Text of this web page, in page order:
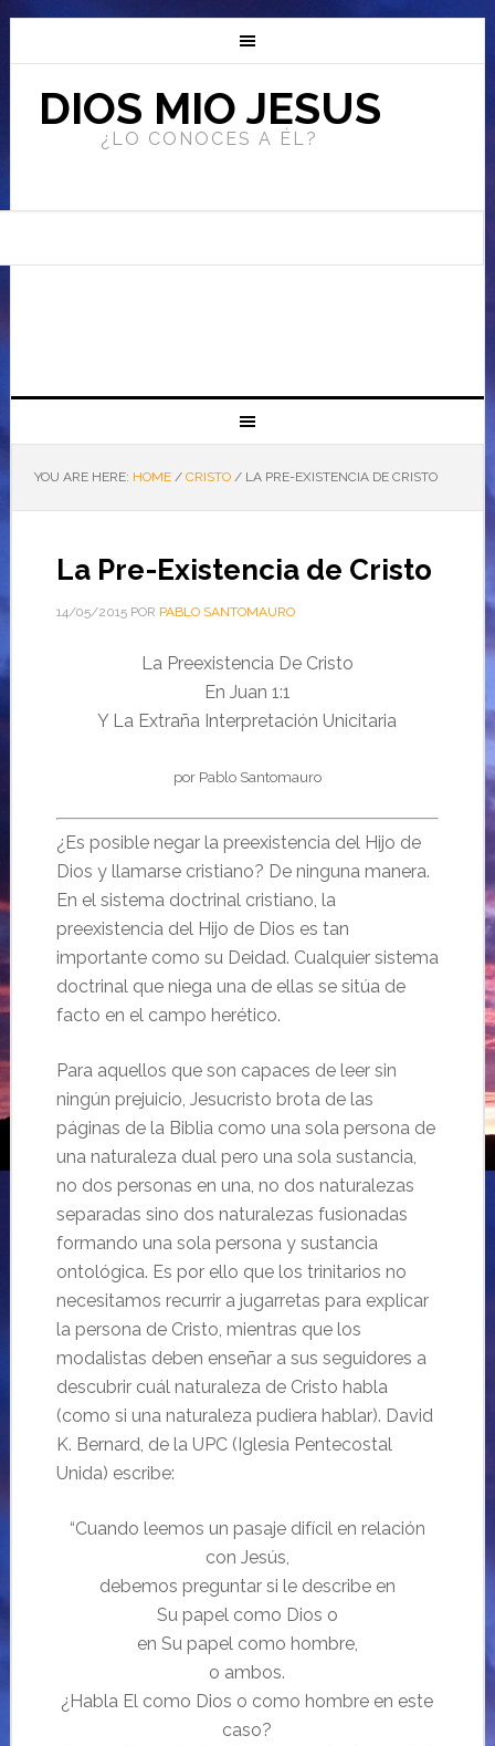
DIOS MIO JESUS
¿LO CONOCES A ÉL?
YOU ARE HERE: HOME / CRISTO /LA PRE-EXISTENCIA DE CRISTO
La Pre-Existencia de Cristo
14/05/2015POR PABLO SANTOMAURO
La Preexistencia De Cristo
En Juan 1:1
Y La Extraña Interpretación Unicitaria
por Pablo Santomauro
¿Es posible negar la preexistencia del Hijo de
Dios y llamarse cristiano? De ninguna manera.
En el sistema doctrinal cristiano, la
preexistencia del Hijo de Dios es tan
importante como su Deidad. Cualquier sistema
doctrinal que niega una de ellas se sitúa de
facto en el campo herético.
Para aquellos que son capaces de leer sin
ningún prejuicio, Jesucristo brota de las
páginas de la Biblia como una sola persona de
una naturaleza dual pero una sola sustancia,
no dos personas en una, no dos naturalezas
separadas sino dos naturalezas fusionadas
formando una sola persona y sustancia
ontológica. Es por ello que los trinitarios no
necesitamos recurrir a jugarretas para explicar
la persona de Cristo, mientras que los
modalistas deben enseñar a sus seguidores a
descubrir cuál naturaleza de Cristo habla
(como si una naturaleza pudiera hablar). David
K. Bernard, de la UPC (Iglesia Pentecostal
Unida) escribe:
“Cuando leemos un pasaje difícil en relación
con Jesús,
debemos preguntar si le describe en
Su papel como Dios o
en Su papel como hombre,
o ambos.
¿Habla El como Dios o como hombre en este
caso?